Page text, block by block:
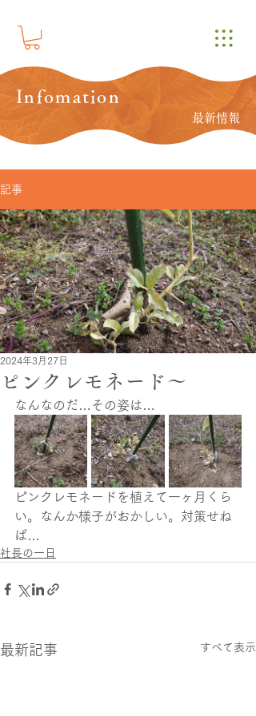
Infomation
最新情報
記事
ピンクレモネード〜
2024年3月27日
なんなのだ…その姿は…
ピンクレモネードを植えて一ヶ月くら
い。なんか様子がおかしい。対策せね
ば…
社長の一日
最新記事 すべて表示